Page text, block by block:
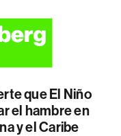
que El Niño
el hambre en
y el Caribe